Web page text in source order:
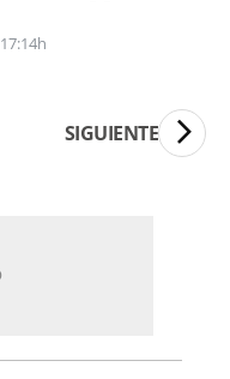
17:14h
SIGUIENTE